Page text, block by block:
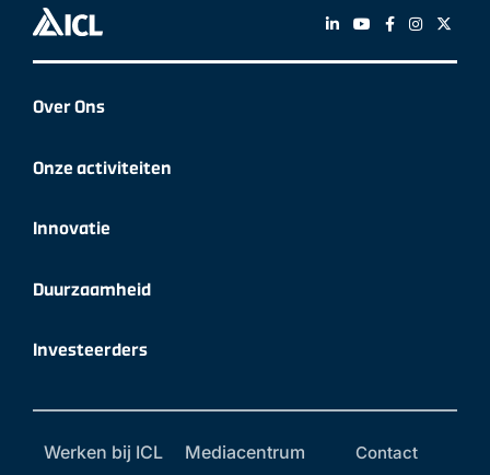
Over Ons
Onze activiteiten
Innovatie
Duurzaamheid
Investeerders
Werken bij ICL Mediacentrum Contact